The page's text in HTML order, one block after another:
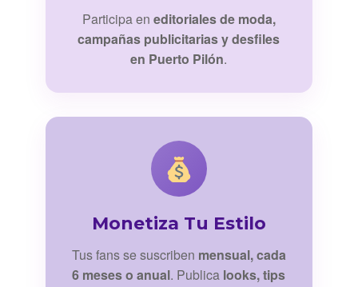
Participa en editoriales de moda,
campañas publicitarias y desfiles
en Puerto Pilón.
Monetiza Tu Estilo
Tus fans se suscriben mensual, cada
6 meses o anual. Publica looks, tips